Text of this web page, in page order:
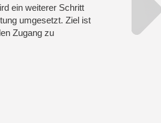
ein weiterer Schritt
umgesetzt. Ziel ist
Zugang zu